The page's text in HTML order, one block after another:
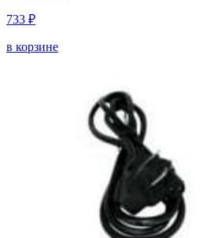
733 ₽
в корзине